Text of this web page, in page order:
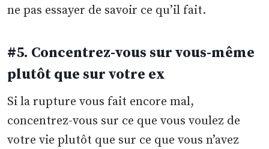
ne pas essayer de savoir ce qu’il fait.
#5. Concentrez-vous sur vous-même
plutôt que sur votre ex
Si la rupture vous fait encore mal,
concentrez-vous sur ce que vous voulez de
votre vie plutôt que sur ce que vous n’avez